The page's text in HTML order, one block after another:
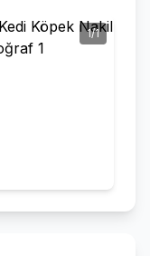
1/1